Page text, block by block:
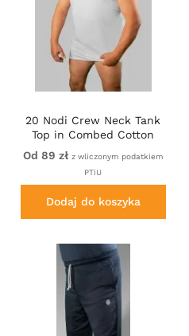
20 Nodi Crew Neck Tank
Top in Combed Cotton
Jersey White
Od 89 zł z wliczonym podatkiem
PTiU
Dodaj do koszyka